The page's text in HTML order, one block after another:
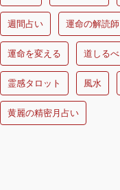
週間占い 運命の解読師
運命を変える 道しるべ
霊感タロット 風水
黄麗の精密月占い